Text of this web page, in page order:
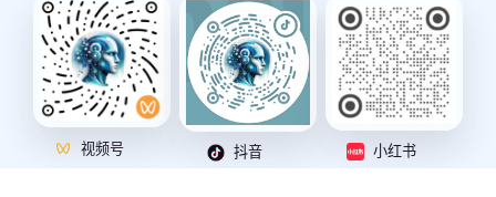
视频号 抖音 小红书